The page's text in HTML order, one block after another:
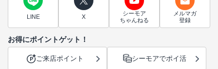
LINE X
シーモア
ちゃんねる
メルマガ
登録
お得にポイントゲット！
ご来店ポイント シーモアでポイ活